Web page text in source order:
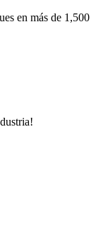
en más de 1,500